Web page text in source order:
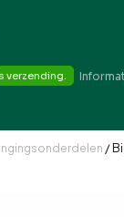
verzending.
/